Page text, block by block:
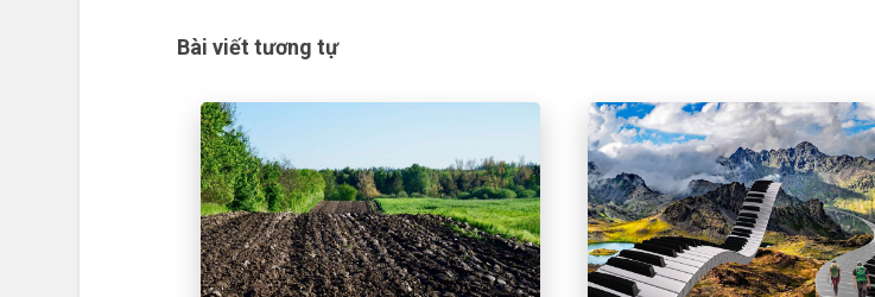
Bài viết tương tự